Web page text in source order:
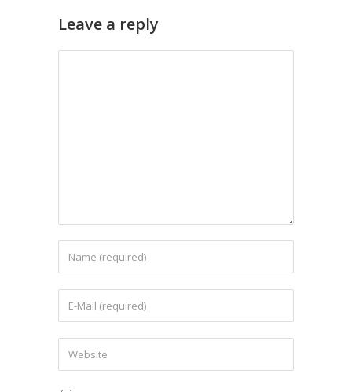
Leave a reply